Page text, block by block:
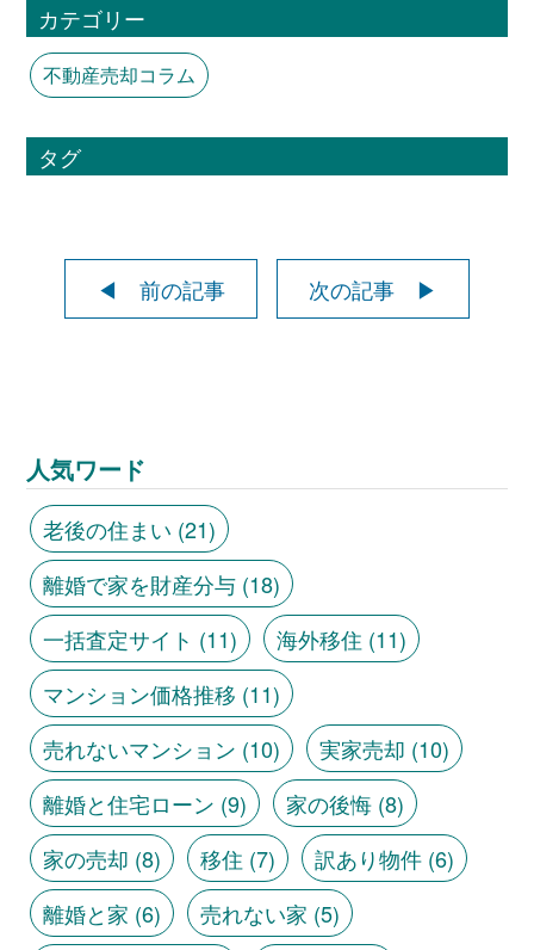
カテゴリー
不動産売却コラム
タグ
◀ 前の記事 次の記事 ▶
人気ワード
老後の住まい (21)
離婚で家を財産分与(18)
一括査定サイト (11) 海外移住 (11)
マンション価格推移 (11)
売れないマンション (10) 実家売却 (10)
離婚と住宅ローン (9) 家の後悔(8)
家の売却 (8) 移住 (7) 訳あり物件(6)
離婚と家 (6) 売れない家 (5)